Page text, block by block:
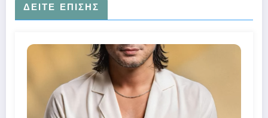
ΔΕΊΤΕ ΕΠΊΣΗΣ